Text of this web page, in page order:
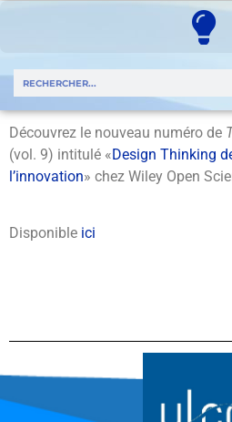
Découvrez le nouveau numéro de
(vol. 9) intitulé «Design Thinking
l’innovation» chez Wiley Open
Disponible ici